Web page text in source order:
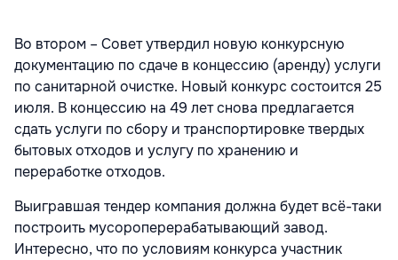
Во втором – Совет утвердил новую конкурсную
документацию по сдаче в концессию (аренду) услуги
по санитарной очистке. Новый конкурс состоится 25
июля. В концессию на 49 лет снова предлагается
сдать услуги по сбору и транспортировке твердых
бытовых отходов и услугу по хранению и
переработке отходов.
Выигравшая тендер компания должна будет всё-таки
построить мусороперерабатывающий завод.
Интересно, что по условиям конкурса участник